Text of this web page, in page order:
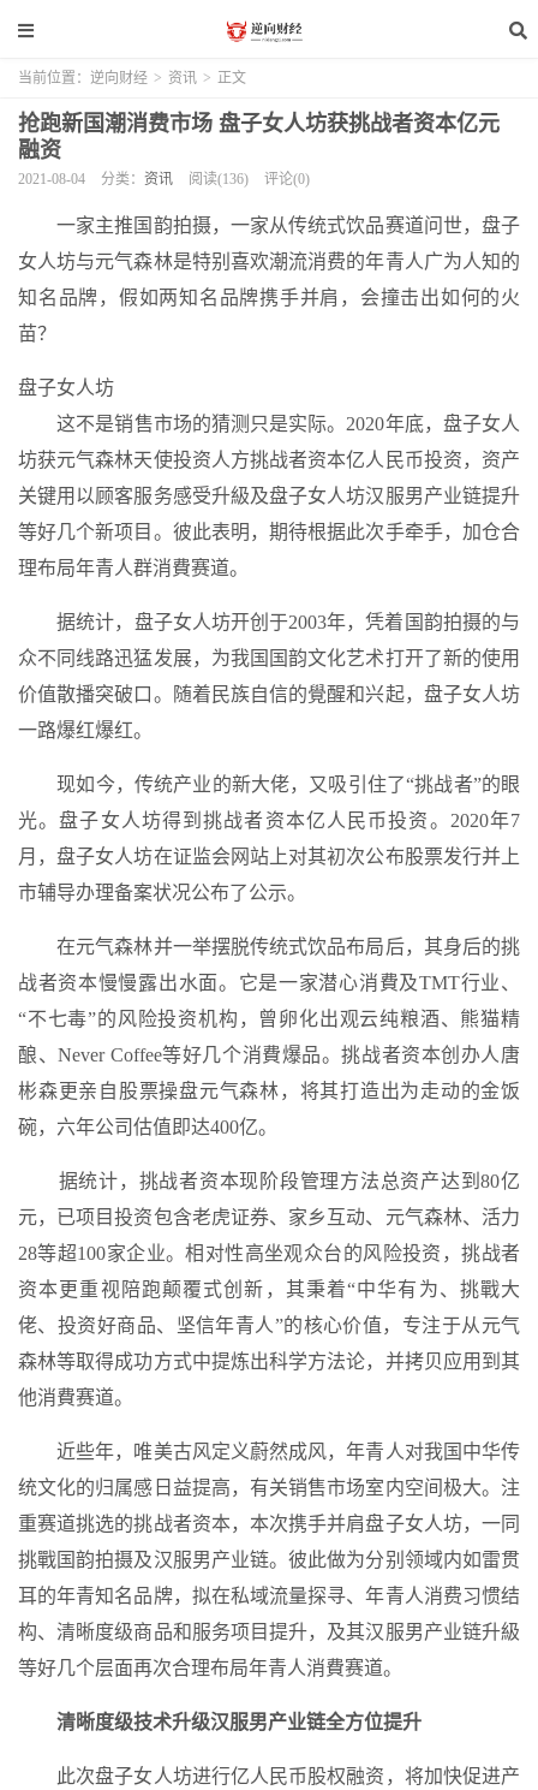
当前位置： 逆向财经 > 资讯 > 正文
抢跑新国潮消费市场 盘子女人坊获挑战者资本亿元
融资
2021-08-04 分类： 资讯 阅读(136) 评论(0)
一家主推国韵拍摄，一家从传统式饮品赛道问世，盘子
女人坊与元气森林是特别喜欢潮流消费的年青人广为人知的
知名品牌，假如两知名品牌携手并肩，会撞击出如何的火
苗？
盘子女人坊
这不是销售市场的猜测只是实际。2020年底，盘子女人
坊获元气森林天使投资人方挑战者资本亿人民币投资，资产
关键用以顾客服务感受升級及盘子女人坊汉服男产业链提升
等好几个新项目。彼此表明，期待根据此次手牵手，加仓合
理布局年青人群消費赛道。
据统计，盘子女人坊开创于2003年，凭着国韵拍摄的与
众不同线路迅猛发展，为我国国韵文化艺术打开了新的使用
价值散播突破口。随着民族自信的覺醒和兴起，盘子女人坊
一路爆红爆红。
现如今，传统产业的新大佬，又吸引住了“挑战者”的眼
光。盘子女人坊得到挑战者资本亿人民币投资。2020年7
月，盘子女人坊在证监会网站上对其初次公布股票发行并上
市辅导办理备案状况公布了公示。
在元气森林并一举摆脱传统式饮品布局后，其身后的挑
战者资本慢慢露出水面。它是一家潜心消費及TMT行业、
“不七毒”的风险投资机构，曾卵化出观云纯粮酒、熊猫精
酿、Never Coffee等好几个消費爆品。挑战者资本创办人唐
彬森更亲自股票操盘元气森林，将其打造出为走动的金饭
碗，六年公司估值即达400亿。
据统计，挑战者资本现阶段管理方法总资产达到80亿
元，已项目投资包含老虎证券、家乡互动、元气森林、活力
28等超100家企业。相对性高坐观众台的风险投资，挑战者
资本更重视陪跑颠覆式创新，其秉着“中华有为、挑戰大
佬、投资好商品、坚信年青人”的核心价值，专注于从元气
森林等取得成功方式中提炼出科学方法论，并拷贝应用到其
他消費赛道。
近些年，唯美古风定义蔚然成风，年青人对我国中华传
统文化的归属感日益提高，有关销售市场室内空间极大。注
重赛道挑选的挑战者资本，本次携手并肩盘子女人坊，一同
挑戰国韵拍摄及汉服男产业链。彼此做为分别领域内如雷贯
耳的年青知名品牌，拟在私域流量探寻、年青人消费习惯结
构、清晰度级商品和服务项目提升，及其汉服男产业链升級
等好几个层面再次合理布局年青人消費赛道。
清晰度级技术升级汉服男产业链全方位提升
此次盘子女人坊进行亿人民币股权融资，将加快促进产